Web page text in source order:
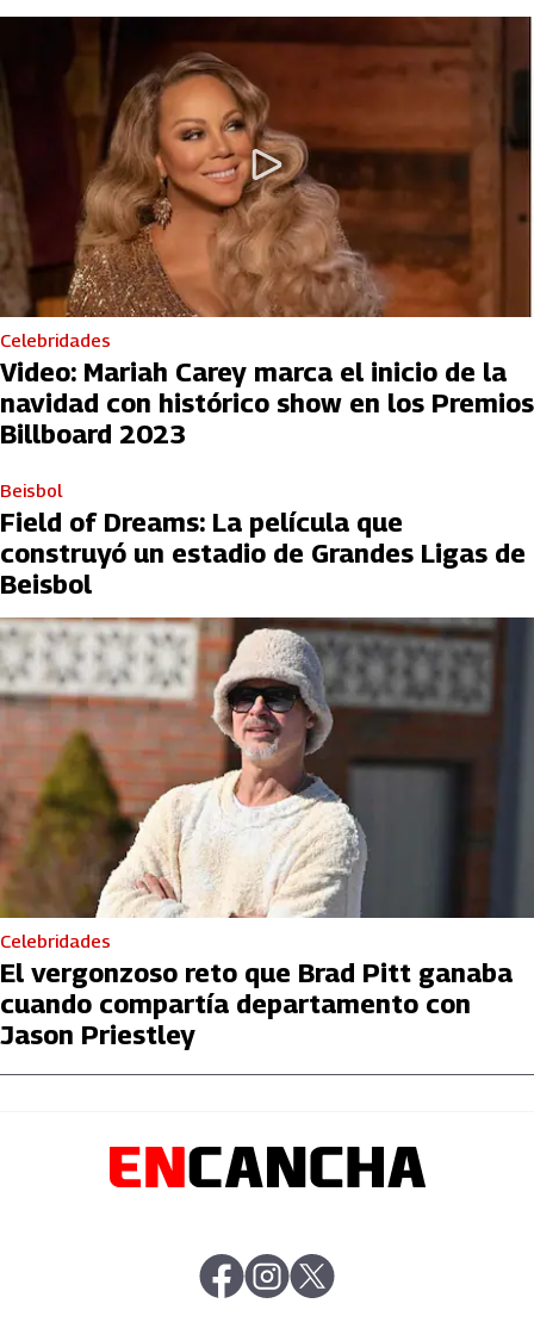
Celebridades
Video: Mariah Carey marca el inicio de la
navidad con histórico show en los Premios
Billboard 2023
Beisbol
Field of Dreams: La película que
construyó un estadio de Grandes Ligas de
Beisbol
Celebridades
El vergonzoso reto que Brad Pitt ganaba
cuando compartía departamento con
Jason Priestley
abre en nueva pestaña
abre en nueva pestaña